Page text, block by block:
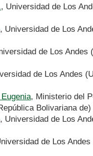
, Universidad de Los
, Universidad de Los
de Los Andes
de Los Andes
, Ministerio del
Bolivariana de)
, Universidad de Los
de Los